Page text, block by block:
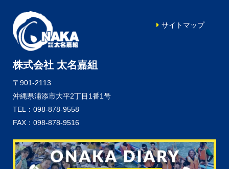
株式会社 太名嘉組
〒901-2113
沖縄県浦添市大平2丁目1番1号
TEL：098-878-9558
FAX：098-878-9516
サイトマップ